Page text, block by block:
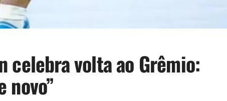
celebra volta ao Grêmio:
novo”